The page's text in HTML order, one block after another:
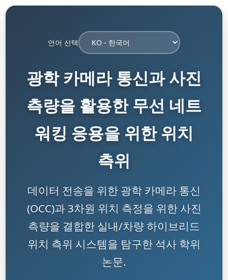
언어 선택
광학 카메라 통신과 사진
측량을 활용한 무선 네트
워킹 응용을 위한 위치
측위
데이터 전송을 위한 광학 카메라 통신
(OCC)과 3차원 위치 측정을 위한 사진
측량을 결합한 실내/차량 하이브리드
위치 측위 시스템을 탐구한 석사 학위
논문.